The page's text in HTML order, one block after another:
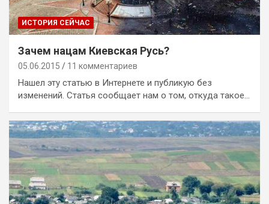
ИСТОРИЯ СЕЙЧАС
Зачем нацам Киевская Русь?
05.06.2015 11 комментариев
Нашел эту статью в Интернете и публикую без
изменений. Статья сообщает нам о том, откуда такое…